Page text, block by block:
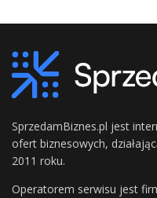
SprzedamBiznes.pl jest
ofert biznesowych,
2011 roku.
Operatorem serwisu jest